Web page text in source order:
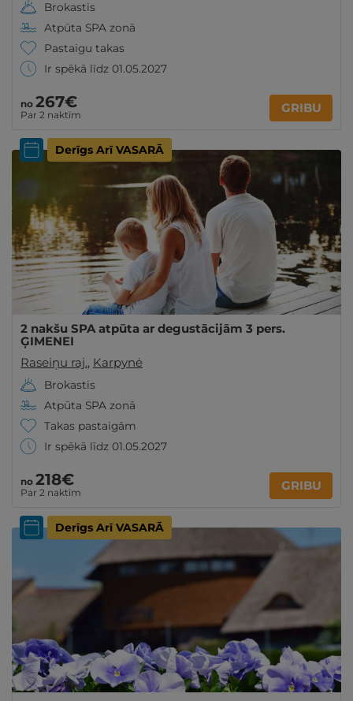
Brokastis
Atpūta SPA zonā
Pastaigu takas
Ir spēkā līdz 01.05.2027
no 267€
Par 2 naktīm GRIBU
Derīgs Arī VASARĀ
2 nakšu SPA atpūta ar degustācijām 3 pers.
ĢIMENEI
Raseiņu raj., Karpynė
Brokastis
Atpūta SPA zonā
Takas pastaigām
Ir spēkā līdz 01.05.2027
no 218€
Par 2 naktīm GRIBU
Derīgs Arī VASARĀ